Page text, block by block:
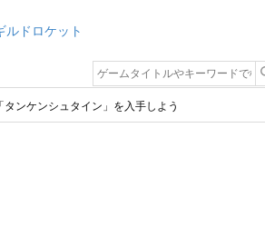
ルドロケット
ンケンシュタイン」を入手しよう